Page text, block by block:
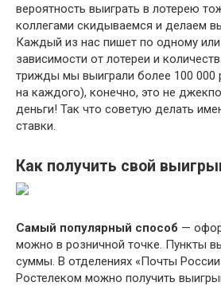
вероятность выиграть в лотерею
коллегами скидываемся и делаем
Каждый из нас пишет по одному или
зависимости от лотереи и
трижды мы выиграли более 100 000
на каждого), конечно, это не
деньги! Так что советую делать
ставки.
Как получить свой
Самый популярный способ —
можно в розничной точке. Пункты
суммы. В отделениях «Почты
Ростелеком можно получить